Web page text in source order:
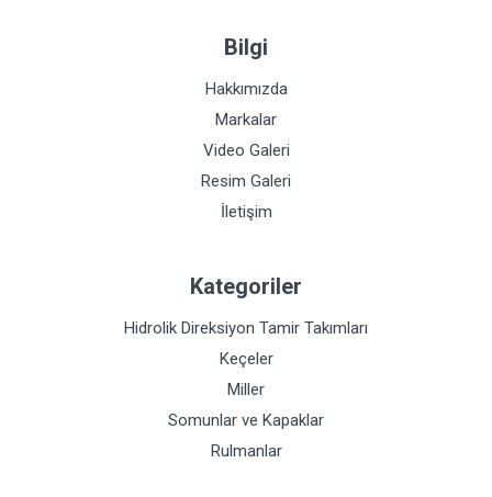
Bilgi
Hakkımızda
Markalar
Video Galeri
Resim Galeri
İletişim
Kategoriler
Hidrolik Direksiyon Tamir Takımları
Keçeler
Miller
Somunlar ve Kapaklar
Rulmanlar